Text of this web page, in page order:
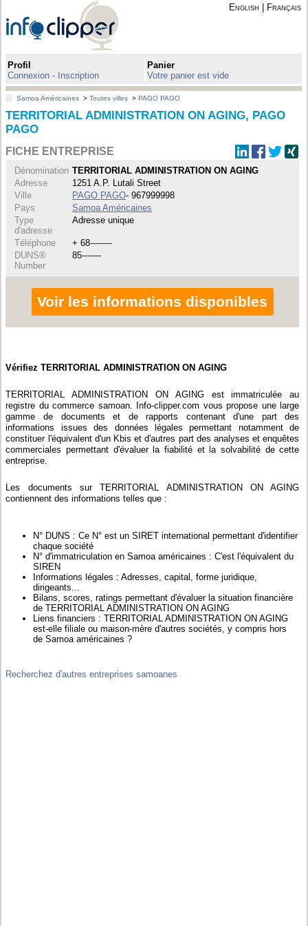
English Français
Profil
Connexion - Inscription
Panier
Votre panier est vide
Samoa Américaines >Toutes villes >PAGO PAGO
TERRITORIAL ADMINISTRATION ON AGING, PAGO
PAGO
FICHE ENTREPRISE
Dénomination TERRITORIAL ADMINISTRATION ON AGING
Adresse
1251 A.P. Lutali Street
Ville
PAGO PAGO- 967999998
Pays
Samoa Américaines
Type
d'adresse
Adresse unique
Téléphone
+ 68--------
DUNS®
Number
85-------
Voir les informations disponibles
Vérifiez TERRITORIAL ADMINISTRATION ON AGING
TERRITORIAL ADMINISTRATION ON AGING est immatriculée au
registre du commerce samoan. Info-clipper.com vous propose une large
gamme de documents et de rapports contenant d'une part des
informations issues des données légales permettant notamment de
constituer l'équivalent d'un Kbis et d'autres part des analyses et enquêtes
commerciales permettant d'évaluer la fiabilité et la solvabilité de cette
entreprise.
Les documents sur TERRITORIAL ADMINISTRATION ON AGING
contiennent des informations telles que :
N° DUNS : Ce N° est un SIRET international permettant d'identifier
chaque société
N° d'immatriculation en Samoa américaines : C'est l'équivalent du
SIREN
Informations légales : Adresses, capital, forme juridique,
dirigeants...
Bilans, scores, ratings permettant d'évaluer la situation financière
de TERRITORIAL ADMINISTRATION ON AGING
Liens financiers : TERRITORIAL ADMINISTRATION ON AGING
est-elle filiale ou maison-mère d'autres sociétés, y compris hors
de Samoa américaines ?
Recherchez d'autres entreprises samoanes